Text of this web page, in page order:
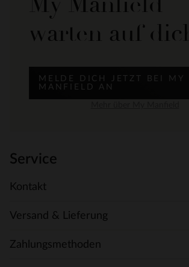
warten auf
MELDE DICH JETZT BEI MY
MANFIELD AN
Service
Kontakt
Versand & Lieferung
Zahlungsmethoden